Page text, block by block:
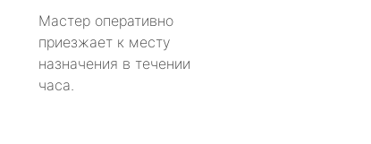
Мастер оперативно
приезжает к месту
назначения в течении
часа.